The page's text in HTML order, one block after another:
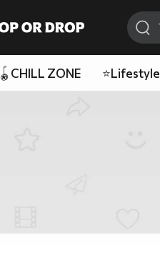
🪀CHILL ZONE ⭐Lifestyle